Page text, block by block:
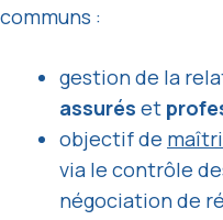
communs :
gestion de la
assurés et
objectif de
via le contrôle
négociation de